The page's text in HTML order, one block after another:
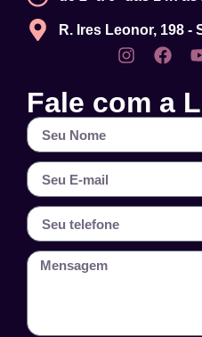
R. Ires Leonor, 198 -
Fale com a